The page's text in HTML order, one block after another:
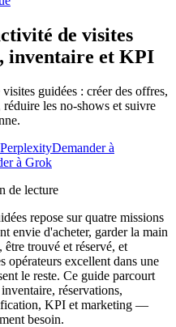
de visites
inventaire et KPI
guidées : créer des offres,
les no-shows et suivre
Demander à
à Grok
de lecture
repose sur quatre missions
envie d'acheter, garder la main
trouvé et réservé, et
opérateurs excellent dans une
le reste. Ce guide parcourt
réservations,
KPI et marketing —
besoin.